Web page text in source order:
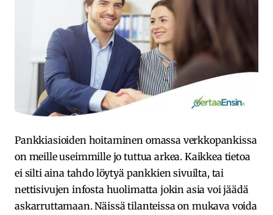
Pankkiasioiden hoitaminen omassa verkkopankissa
on meille useimmille jo tuttua arkea. Kaikkea tietoa
ei silti aina tahdo löytyä pankkien sivuilta, tai
nettisivujen infosta huolimatta jokin asia voi jäädä
askarruttamaan. Näissä tilanteissa on mukava voida